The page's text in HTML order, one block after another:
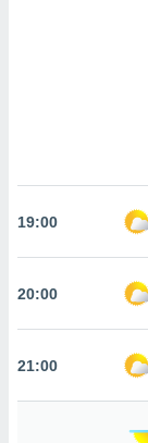
de
19:00
20:00
21:00